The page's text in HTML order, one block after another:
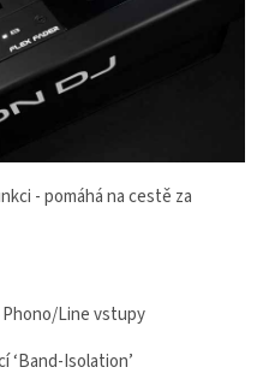
- pomáhá na cestě za
Phono/Line vstupy
‘Band-Isolation’